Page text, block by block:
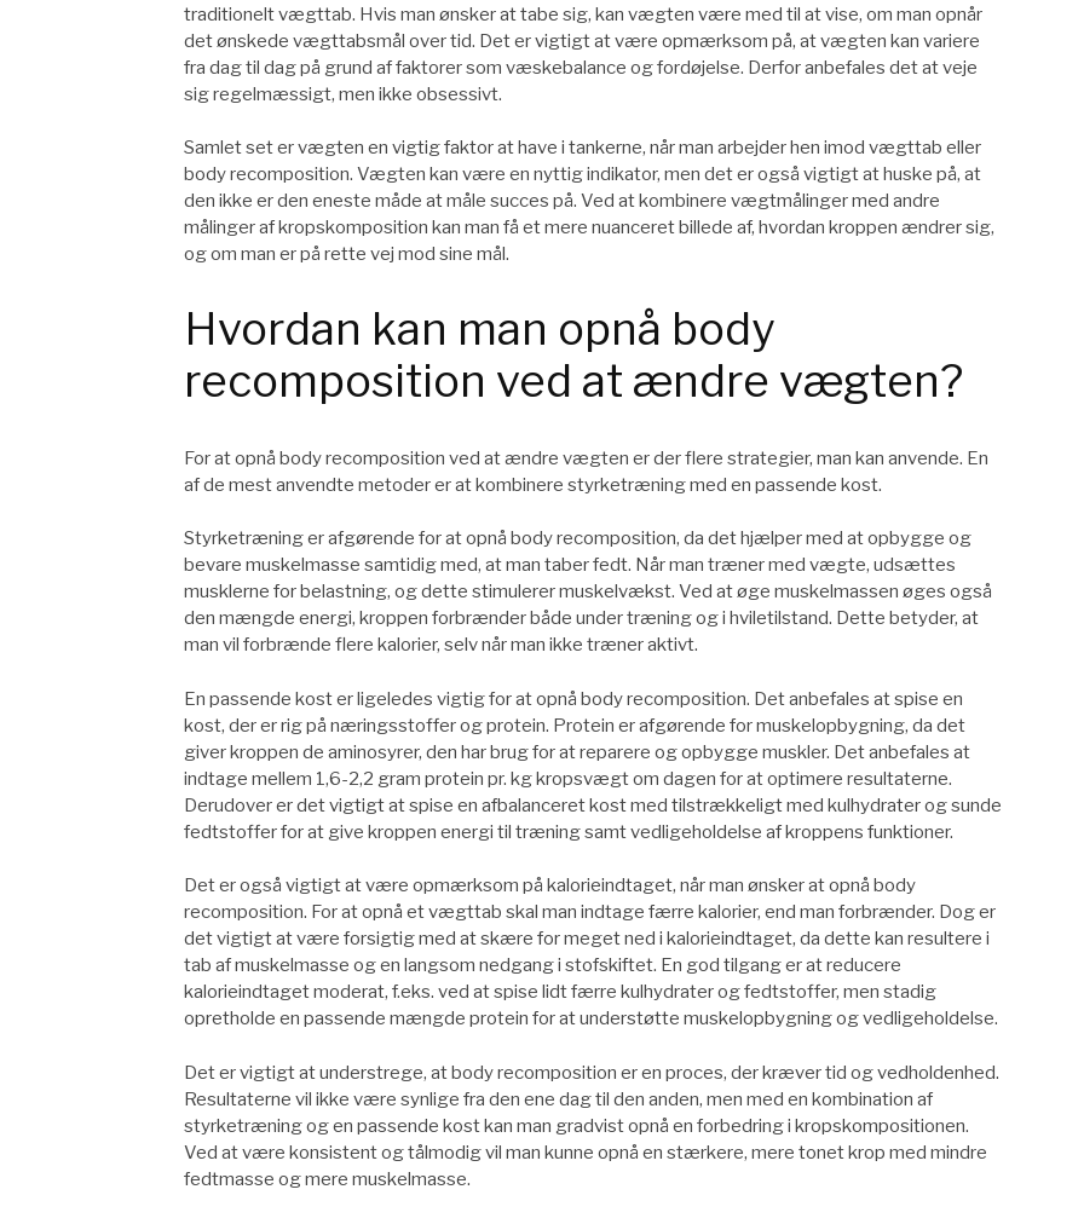
traditionelt vægttab. Hvis man ønsker at tabe sig, kan vægten være med til at vise, om man opnår
det ønskede vægttabsmål over tid. Det er vigtigt at være opmærksom på, at vægten kan variere
fra dag til dag på grund af faktorer som væskebalance og fordøjelse. Derfor anbefales det at veje
sig regelmæssigt, men ikke obsessivt.
Samlet set er vægten en vigtig faktor at have i tankerne, når man arbejder hen imod vægttab eller
body recomposition. Vægten kan være en nyttig indikator, men det er også vigtigt at huske på, at
den ikke er den eneste måde at måle succes på. Ved at kombinere vægtmålinger med andre
målinger af kropskomposition kan man få et mere nuanceret billede af, hvordan kroppen ændrer sig,
og om man er på rette vej mod sine mål.
Hvordan kan man opnå body
recomposition ved at ændre vægten?
For at opnå body recomposition ved at ændre vægten er der flere strategier, man kan anvende. En
af de mest anvendte metoder er at kombinere styrketræning med en passende kost.
Styrketræning er afgørende for at opnå body recomposition, da det hjælper med at opbygge og
bevare muskelmasse samtidig med, at man taber fedt. Når man træner med vægte, udsættes
musklerne for belastning, og dette stimulerer muskelvækst. Ved at øge muskelmassen øges også
den mængde energi, kroppen forbrænder både under træning og i hviletilstand. Dette betyder, at
man vil forbrænde flere kalorier, selv når man ikke træner aktivt.
En passende kost er ligeledes vigtig for at opnå body recomposition. Det anbefales at spise en
kost, der er rig på næringsstoffer og protein. Protein er afgørende for muskelopbygning, da det
giver kroppen de aminosyrer, den har brug for at reparere og opbygge muskler. Det anbefales at
indtage mellem 1,6-2,2 gram protein pr. kg kropsvægt om dagen for at optimere resultaterne.
Derudover er det vigtigt at spise en afbalanceret kost med tilstrækkeligt med kulhydrater og sunde
fedtstoffer for at give kroppen energi til træning samt vedligeholdelse af kroppens funktioner.
Det er også vigtigt at være opmærksom på kalorieindtaget, når man ønsker at opnå body
recomposition. For at opnå et vægttab skal man indtage færre kalorier, end man forbrænder. Dog er
det vigtigt at være forsigtig med at skære for meget ned i kalorieindtaget, da dette kan resultere i
tab af muskelmasse og en langsom nedgang i stofskiftet. En god tilgang er at reducere
kalorieindtaget moderat, f.eks. ved at spise lidt færre kulhydrater og fedtstoffer, men stadig
opretholde en passende mængde protein for at understøtte muskelopbygning og vedligeholdelse.
Det er vigtigt at understrege, at body recomposition er en proces, der kræver tid og vedholdenhed.
Resultaterne vil ikke være synlige fra den ene dag til den anden, men med en kombination af
styrketræning og en passende kost kan man gradvist opnå en forbedring i kropskompositionen.
Ved at være konsistent og tålmodig vil man kunne opnå en stærkere, mere tonet krop med mindre
fedtmasse og mere muskelmasse.